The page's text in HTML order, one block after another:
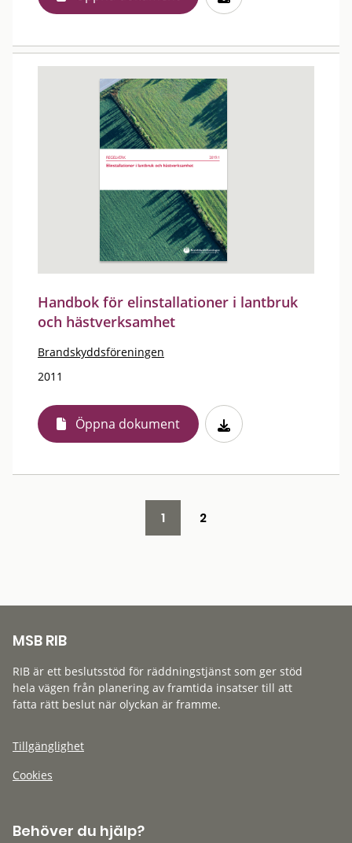
Handbok för elinstallationer i lantbruk
och hästverksamhet
Brandskyddsföreningen
2011
Öppna dokument
1 2
MSB RIB
RIB är ett beslutsstöd för räddningstjänst som ger stöd
hela vägen från planering av framtida insatser till att
fatta rätt beslut när olyckan är framme.
Tillgänglighet
Cookies
Behöver du hjälp?